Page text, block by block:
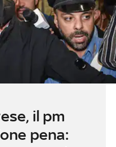
il pm
pena: